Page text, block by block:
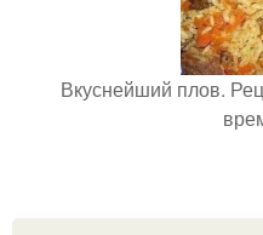
Вкуснейший плов.